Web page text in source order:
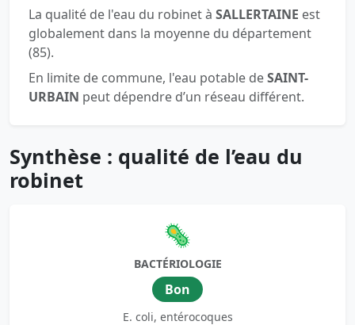
La qualité de l'eau du robinet à SALLERTAINE est
globalement dans la moyenne du département
(85).
En limite de commune, l'eau potable deSAINT-
URBAIN peut dépendre d’un réseau différent.
Synthèse : qualité de l’eau du
robinet
🦠
BACTÉRIOLOGIE
Bon
E. coli, entérocoques